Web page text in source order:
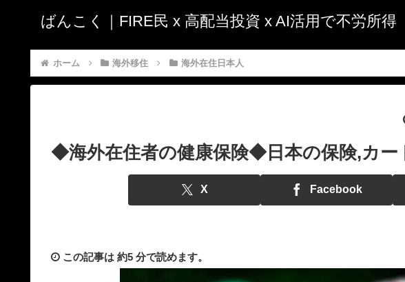
ばんこく｜FIRE民 x 高配当投資 x AI活用で不労所得
ホーム 海外移住 海外在住日本人
◆海外在住者の健康保険◆日本の保険,カー
X Facebook
この記事は 約5 分で読めます。